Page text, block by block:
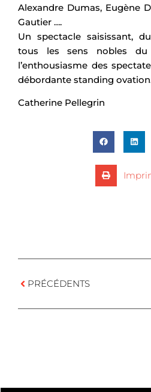
Alexandre Dumas, Eugène
Gautier ….
Un spectacle saisissant,
tous les sens nobles du
l’enthousiasme des
débordante standing
Catherine Pellegrin
PRÉCÉDENTS